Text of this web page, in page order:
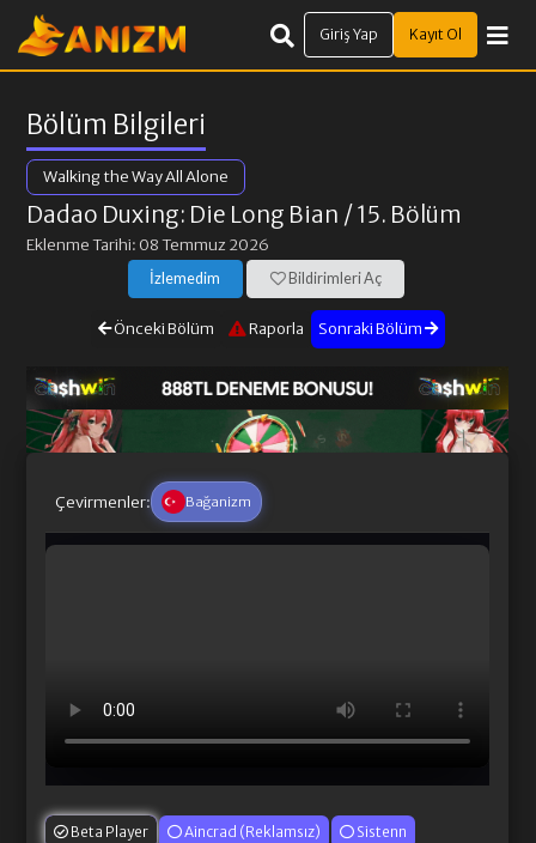
Giriş Yap Kayıt Ol
Bölüm Bilgileri
Walking the Way All Alone
Dadao Duxing: Die Long Bian / 15. Bölüm
Eklenme Tarihi: 08 Temmuz 2026
İzlemedim Bildirimleri Aç
Önceki Bölüm Raporla Sonraki Bölüm
Çevirmenler: Bağanizm
Beta Player Aincrad (Reklamsız) Sistenn